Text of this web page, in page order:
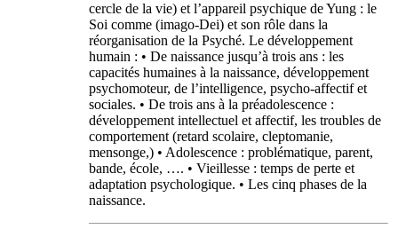
cercle de la vie) et l’appareil psychique de Yung : le
Soi comme (imago-Dei) et son rôle dans la
réorganisation de la Psyché. Le développement
humain : • De naissance jusqu’à trois ans : les
capacités humaines à la naissance, développement
psychomoteur, de l’intelligence, psycho-affectif et
sociales. • De trois ans à la préadolescence :
développement intellectuel et affectif, les troubles de
comportement (retard scolaire, cleptomanie,
mensonge,) • Adolescence : problématique, parent,
bande, école, …. • Vieillesse : temps de perte et
adaptation psychologique. • Les cinq phases de la
naissance.